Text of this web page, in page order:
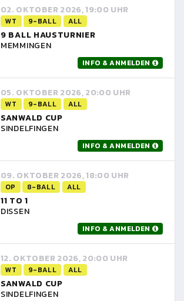
02. OKTOBER 2026, 19:00 UHR
WT 9-BALL ALL
9 BALL HAUSTURNIER
MEMMINGEN
INFO & ANMELDEN
05. OKTOBER 2026, 20:00 UHR
WT 9-BALL ALL
SANWALD CUP
SINDELFINGEN
INFO & ANMELDEN
09. OKTOBER 2026, 18:00 UHR
OP 8-BALL ALL
11 TO 1
DISSEN
INFO & ANMELDEN
12. OKTOBER 2026, 20:00 UHR
WT 9-BALL ALL
SANWALD CUP
SINDELFINGEN